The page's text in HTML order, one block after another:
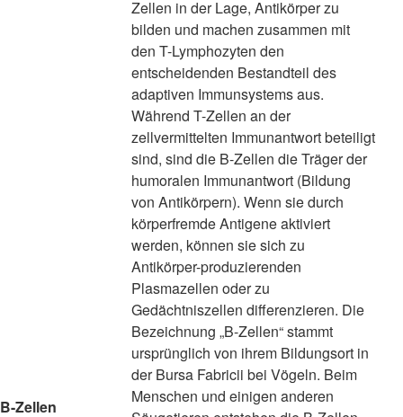
B-Zellen
Zellen in der Lage, Antikörper zu
bilden und machen zusammen mit
den T-Lymphozyten den
entscheidenden Bestandteil des
adaptiven Immunsystems aus.
Während T-Zellen an der
zellvermittelten Immunantwort beteiligt
sind, sind die B-Zellen die Träger der
humoralen Immunantwort (Bildung
von Antikörpern). Wenn sie durch
körperfremde Antigene aktiviert
werden, können sie sich zu
Antikörper-produzierenden
Plasmazellen oder zu
Gedächtniszellen differenzieren. Die
Bezeichnung „B-Zellen“ stammt
ursprünglich von ihrem Bildungsort in
der Bursa Fabricii bei Vögeln. Beim
Menschen und einigen anderen